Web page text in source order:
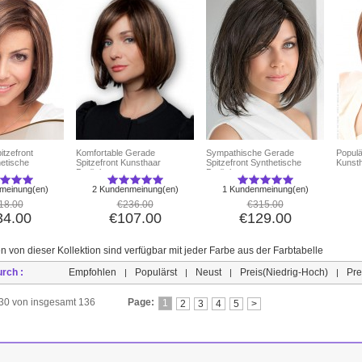
Komfortable Gerade
Spitzefront Kunsthaar
Perücke
2 Kundenmeinung(en)
€236.00
€107.00
Sympathische Gerade
Spitzefront Synthetische
Perücke
1 Kundenmeinung(en)
€315.00
€129.00
von dieser Kollektion sind verfügbar mit jeder Farbe aus der Farbtabelle
:
Empfohlen | Populärst | Neust | Preis(Niedrig-Hoch) |
von insgesamt 136 Page: 1 2 3 4 5 >